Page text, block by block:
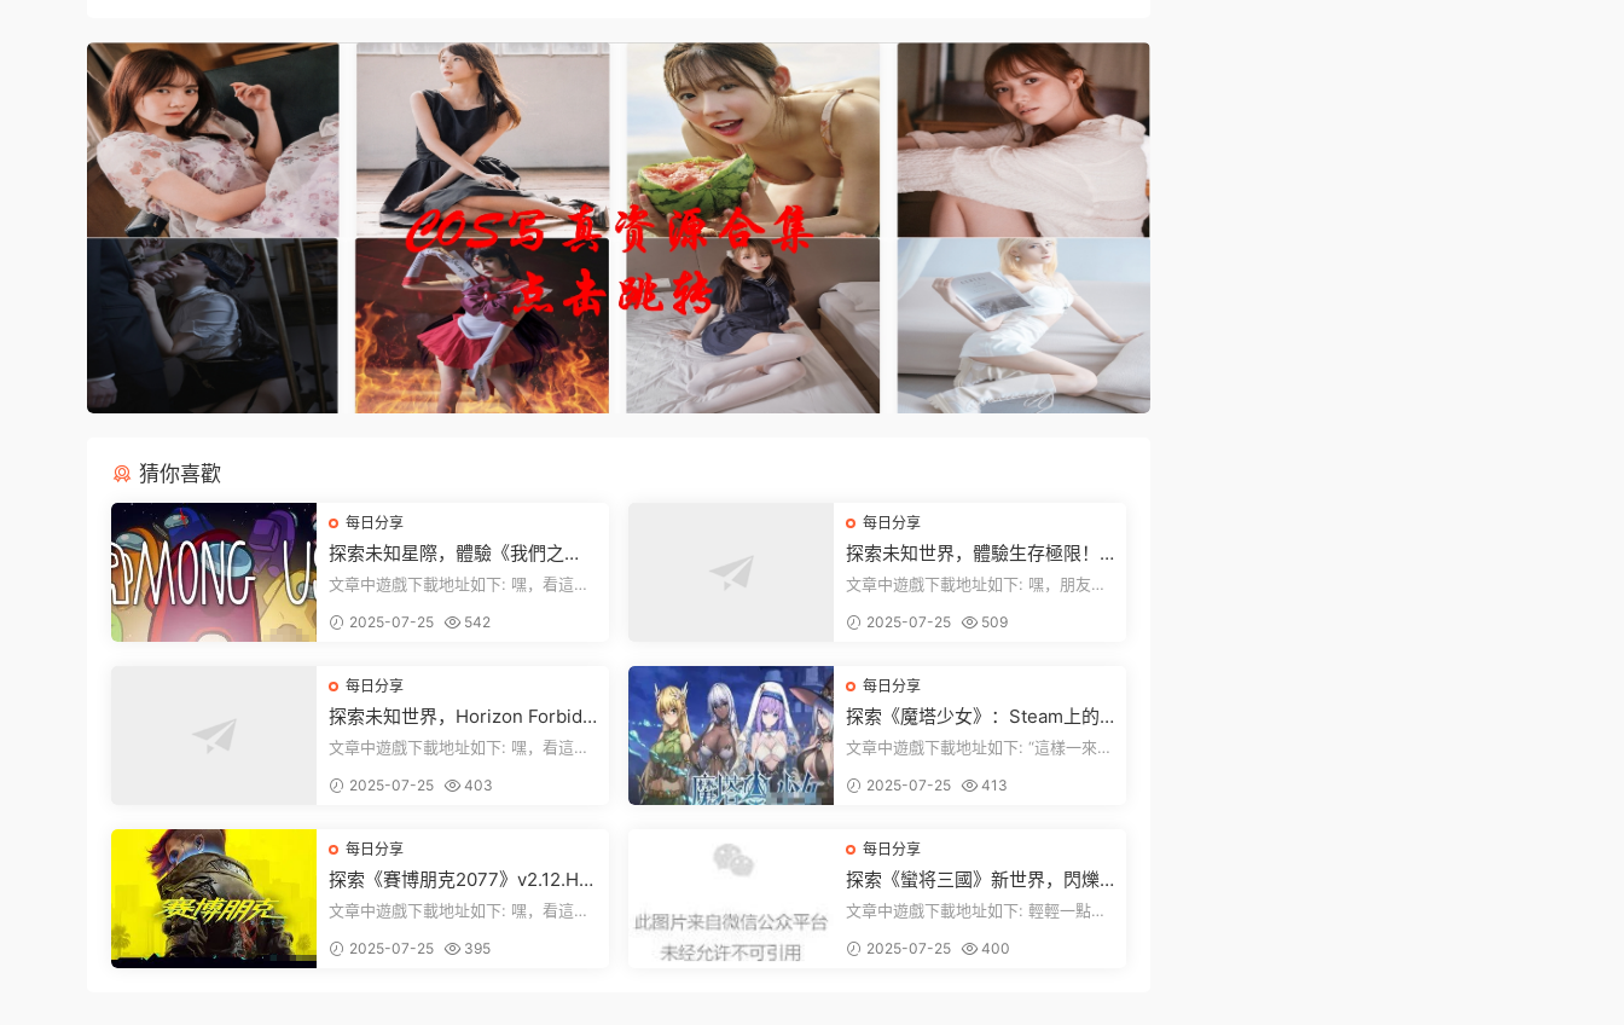
猜你喜歡
每日分享
探索未知星際，體驗《我們之
中》PC端全新版本
文章中遊戲下載地址如下: 嘿，看這
入我們遊...
2025-07-25 542
每日分享
探索未知世界，體驗生存極限！
《方舟：生存飛升》v38.9中文版
文章中遊戲下載地址如下: 嘿，朋友
遊戲超火...
2025-07-25 509
每日分享
探索未知世界，Horizon Forbidd
en West Complete Edition正式
文章中遊戲下載地址如下: 嘿，看這
章最後那...
2025-07-25 403
每日分享
探索《魔塔少女》：Steam上的
美少女自走棋，戰鬥與策略的雙
文章中遊戲下載地址如下: “這樣一來，
說，...
2025-07-25 413
每日分享
探索《賽博朋克2077》v2.12.H
1：穿梭黑暗都市，感受未來世界
文章中遊戲下載地址如下: 嘿，看這
入我們的...
2025-07-25 395
每日分享
探索《蠻将三國》新世界，閃爍
之光換皮，共赴手遊盛宴！
文章中遊戲下載地址如下: 輕輕一點，
看到...
2025-07-25 400